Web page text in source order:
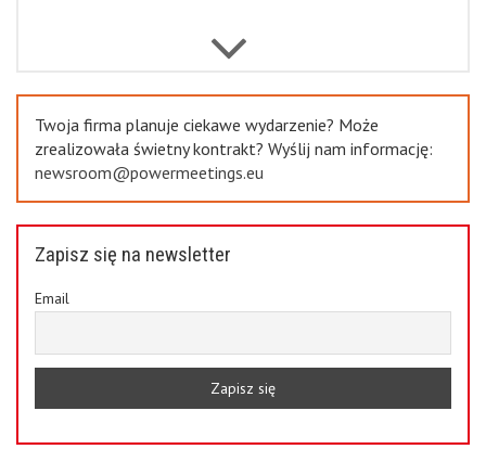
Twoja firma planuje ciekawe wydarzenie? Może
zrealizowała świetny kontrakt? Wyślij nam informację:
newsroom@powermeetings.eu
Zapisz się na newsletter
Email